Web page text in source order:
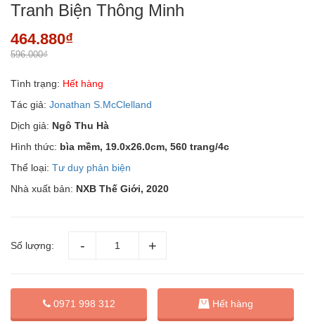
Tranh Biện Thông Minh
464.880₫
596.000₫
Tình trạng: Hết hàng
Tác giả: Jonathan S.McClelland
Dịch giả: Ngô Thu Hà
Hình thức: bìa mềm, 19.0x26.0cm, 560 trang/4c
Thể loại: Tư duy phản biện
Nhà xuất bản: NXB Thế Giới, 2020
Số lượng:
0971 998 312 Hết hàng